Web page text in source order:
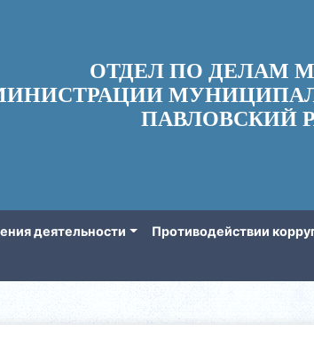
ОТДЕЛ ПО ДЕЛАМ
ПАВЛОВСКИЙ
деятельности Противодействии